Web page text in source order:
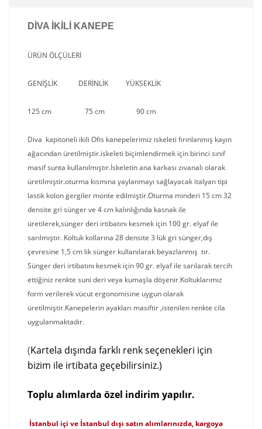
DİVA İKİLİ KANEPE
ÜRÜN ÖLÇÜLERİ
GENİŞLİK DERİNLİK YÜKSEKLİK
125 cm 75 cm 90 cm
Diva kapitoneli ikili Ofis kanepelerimiz iskeleti fırınlanmış kayın
ağacından üretilmiştir.iskeleti biçimlendirmek için birinci sınıf
masif sunta kullanılmıştır.İskeletin ana karkası zıvanalı olarak
üretilmiştir.oturma kısmına yaylanmayı sağlayacak italyan tipi
lastik kolon gergiler monte edilmiştir.Oturma minderi 15 cm 32
densite gri sünger ve 4 cm kalınlığında kasnak ile
üretilerek,sünger deri irtibatını kesmek için 100 gr. elyaf ile
sarılmıştır. Koltuk kollarına 28 densite 3 lük gri sünger,dış
çevresine 1,5 cm lik sünger kullanılarak beyazlanmış tır.
Sünger deri irtibatını kesmek için 90 gr. elyaf ile sarılarak tercih
ettiğiniz renkte suni deri veya kumaşla döşenir.Koltuklarımız
form verilerek vücut ergonomisine uygun olarak
üretilmiştir.Kanepelerin ayakları masiftir ,istenilen renkte cila
uygulanmaktadır.
(Kartela dışında farklı renk seçenekleri için
bizim ile irtibata geçebilirsiniz.)
Toplu alımlarda özel indirim yapılır.
İstanbul içi ve İstanbul dışı satın alımlarınızda, kargoya